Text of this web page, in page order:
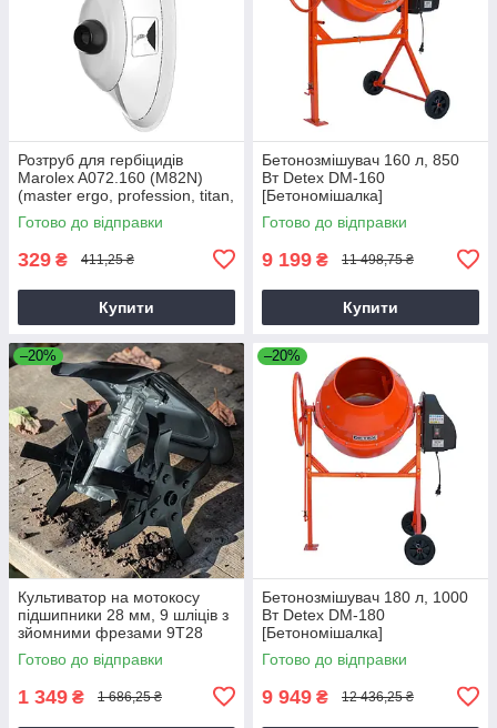
Розтруб для гербіцидів
Marolex A072.160 (M82N)
(master ergo, profession, titan,
x-line)
Готово до відправки
329 ₴ 411,25 ₴
Купити
Бетонозмішувач 160 л, 850
Вт Detex DM-160
[Бетономішалка]
Готово до відправки
9 199 ₴ 11 498,75 ₴
Купити
–20%
Культиватор на мотокосу
підшипники 28 мм, 9 шліців з
зйомними фрезами 9T28
Готово до відправки
1 349 ₴ 1 686,25 ₴
–20%
Бетонозмішувач 180 л, 1000
Вт Detex DM-180
[Бетономішалка]
Готово до відправки
9 949 ₴ 12 436,25 ₴